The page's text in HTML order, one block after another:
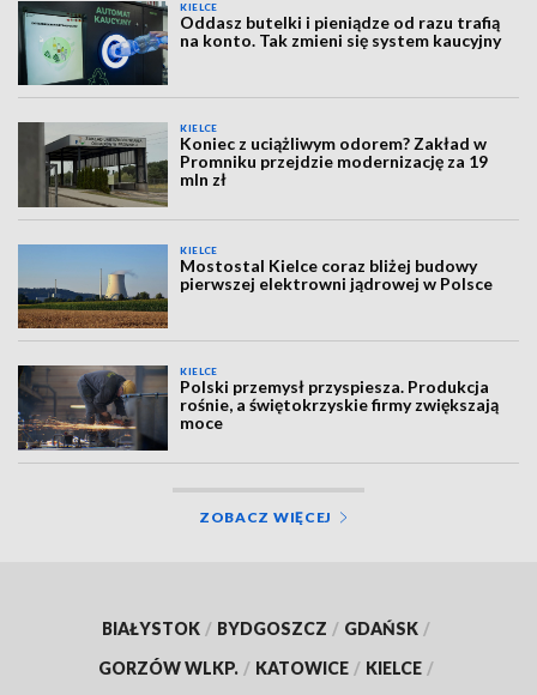
KIELCE
Oddasz butelki i pieniądze od razu trafią
na konto. Tak zmieni się system kaucyjny
KIELCE
Koniec z uciążliwym odorem? Zakład w
Promniku przejdzie modernizację za 19
mln zł
KIELCE
Mostostal Kielce coraz bliżej budowy
pierwszej elektrowni jądrowej w Polsce
KIELCE
Polski przemysł przyspiesza. Produkcja
rośnie, a świętokrzyskie firmy zwiększają
moce
ZOBACZ WIĘCEJ
BIAŁYSTOK / BYDGOSZCZ / GDAŃSK /
GORZÓW WLKP. / KATOWICE / KIELCE /